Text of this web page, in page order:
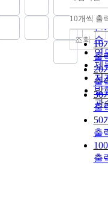
순
인
순
연
제
저
발
관
내
10개씩 출
10
출
20
출
30
출
50
출
출
조회